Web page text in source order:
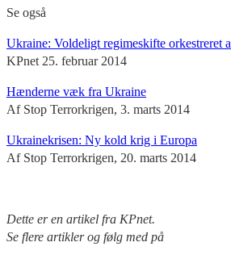
Se også
Ukraine: Voldeligt regimeskifte orkestreret
KPnet 25. februar 2014
Hænderne væk fra Ukraine
Af Stop Terrorkrigen, 3. marts 2014
Ukrainekrisen: Ny kold krig i Europa
Af Stop Terrorkrigen, 20. marts 2014
Dette er en artikel fra KPnet.
Se flere artikler og følg med på